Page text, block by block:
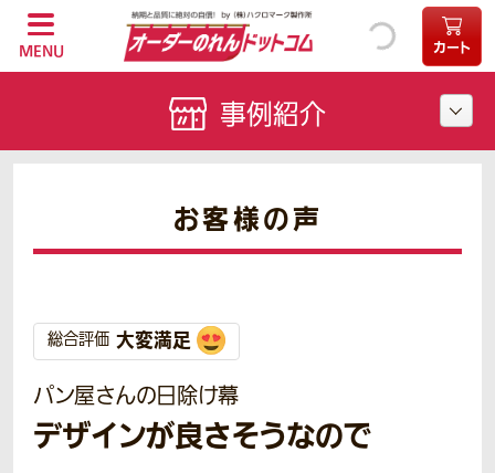
MENU カート
お客様の声
総合評価 大変満足
パン屋さんの日除け幕
デザインが良さそうなので
事例紹介